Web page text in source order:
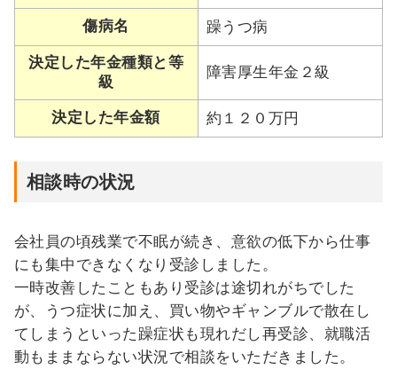
傷病名 躁うつ病
決定した年金種類と等
級
障害厚生年金２級
決定した年金額 約１２０万円
相談時の状況
会社員の頃残業で不眠が続き、意欲の低下から仕事
にも集中できなくなり受診しました。
一時改善したこともあり受診は途切れがちでした
が、うつ症状に加え、買い物やギャンブルで散在し
てしまうといった躁症状も現れだし再受診、就職活
動もままならない状況で相談をいただきました。